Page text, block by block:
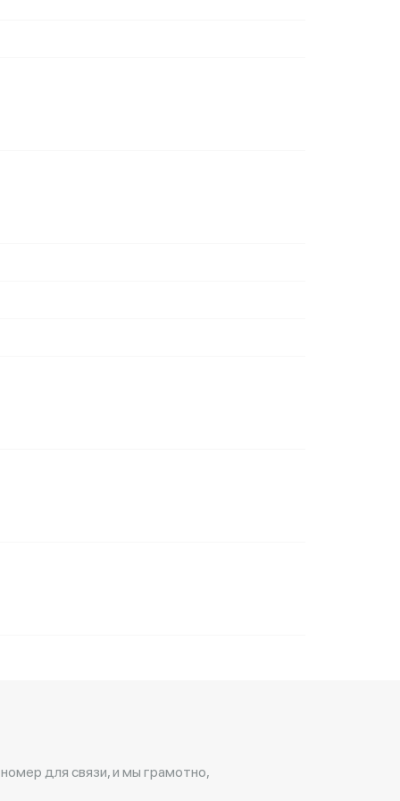
для связи, и мы грамотно,